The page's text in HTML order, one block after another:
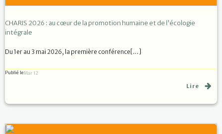
CHARIS 2026 : au cœur de la promotion humaine et de l’écologie
intégrale
Du 1er au 3 mai 2026, la première conférence[…]
Publié leMar 12
Lire